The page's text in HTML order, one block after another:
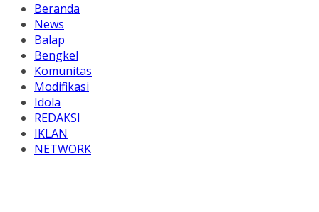
Beranda
News
Balap
Bengkel
Komunitas
Modifikasi
Idola
REDAKSI
IKLAN
NETWORK